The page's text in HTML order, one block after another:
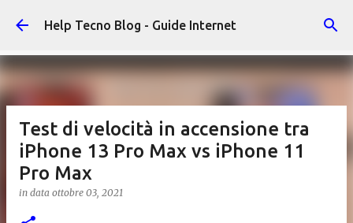
Passa ai contenuti principali
Help Tecno Blog - Guide Internet
Test di velocità in accensione tra
iPhone 13 Pro Max vs iPhone 11
Pro Max
in data ottobre 03, 2021